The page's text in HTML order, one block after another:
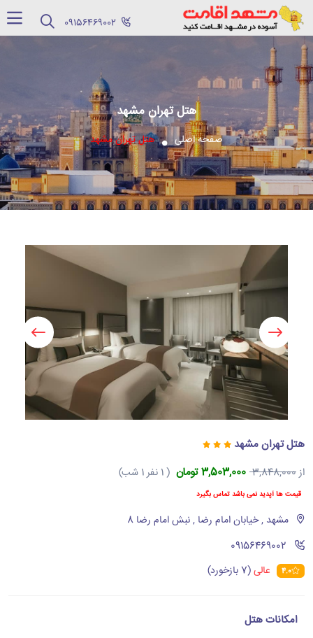
هتل تهران مشهد
صفحه اصلی هتل تهران مشهد
هتل تهران مشهد
از3,848,000 3,503,000 تومان ( 1 نفر 1 شب)
قیمت ها آپدید نمی باشد تماس بگیرد
مشهد , خیابان امام رضا , نبش امام رضا 8
‪09156469002‬
4.0 عالی(7 بازخورد)
امکانات هتل